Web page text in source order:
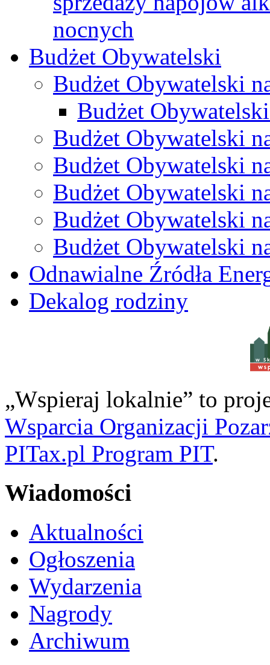
nocnych
Budżet Obywatelski
Budżet Obywatelski
Budżet
Budżet Obywatelski
Budżet Obywatelski
Budżet Obywatelski
Budżet Obywatelski
Budżet Obywatelski
Odnawialne Źródła
Dekalog rodziny
w
„Wspieraj lokalnie” to
Wsparcia Organizacji
PITax.pl Program PIT.
Wiadomości
Aktualności
Ogłoszenia
Wydarzenia
Nagrody
Archiwum